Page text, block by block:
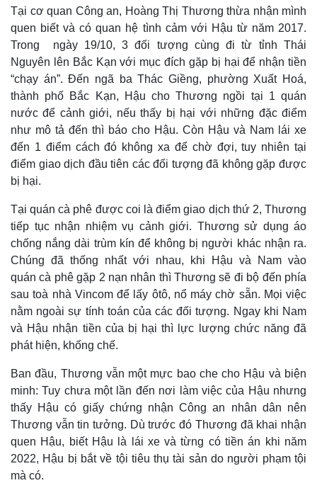
Thế giới
Quan sát
Cuộc sống đó đây
Hồ sơ
Multimedia
Video
Ảnh
E-Magazine
Infographic
Tại cơ quan Công an, Hoàng Thị Thương thừa nhận mình
quen biết và có quan hệ tình cảm với Hậu từ năm 2017.
Trong ngày 19/10, 3 đối tượng cùng đi từ tỉnh Thái
Nguyên lên Bắc Kạn với mục đích gặp bị hại để nhận tiền
“chạy án”. Đến ngã ba Thác Giềng, phường Xuất Hoá,
thành phố Bắc Kạn, Hậu cho Thương ngồi tại 1 quán
nước để cảnh giới, nếu thấy bị hại với những đặc điểm
như mô tả đến thì báo cho Hậu. Còn Hậu và Nam lái xe
đến 1 điểm cách đó không xa để chờ đợi, tuy nhiên tại
điểm giao dịch đầu tiên các đối tượng đã không gặp được
bị hại.
Tại quán cà phê được coi là điểm giao dịch thứ 2, Thương
tiếp tục nhận nhiệm vụ cảnh giới. Thương sử dụng áo
chống nắng dài trùm kín để không bị người khác nhận ra.
Chúng đã thống nhất với nhau, khi Hậu và Nam vào
quán cà phê gặp 2 nạn nhân thì Thương sẽ đi bộ đến phía
sau toà nhà Vincom để lấy ôtô, nổ máy chờ sẵn. Mọi việc
nằm ngoài sự tính toán của các đối tượng. Ngay khi Nam
và Hậu nhận tiền của bị hại thì lực lượng chức năng đã
phát hiện, khống chế.
Ban đầu, Thương vẫn một mực bao che cho Hậu và biện
minh: Tuy chưa một lần đến nơi làm việc của Hậu nhưng
thấy Hậu có giấy chứng nhận Công an nhân dân nên
Thương vẫn tin tưởng. Dù trước đó Thương đã khai nhận
quen Hậu, biết Hậu là lái xe và từng có tiền án khi năm
2022, Hậu bị bắt về tội tiêu thụ tài sản do người phạm tội
mà có.